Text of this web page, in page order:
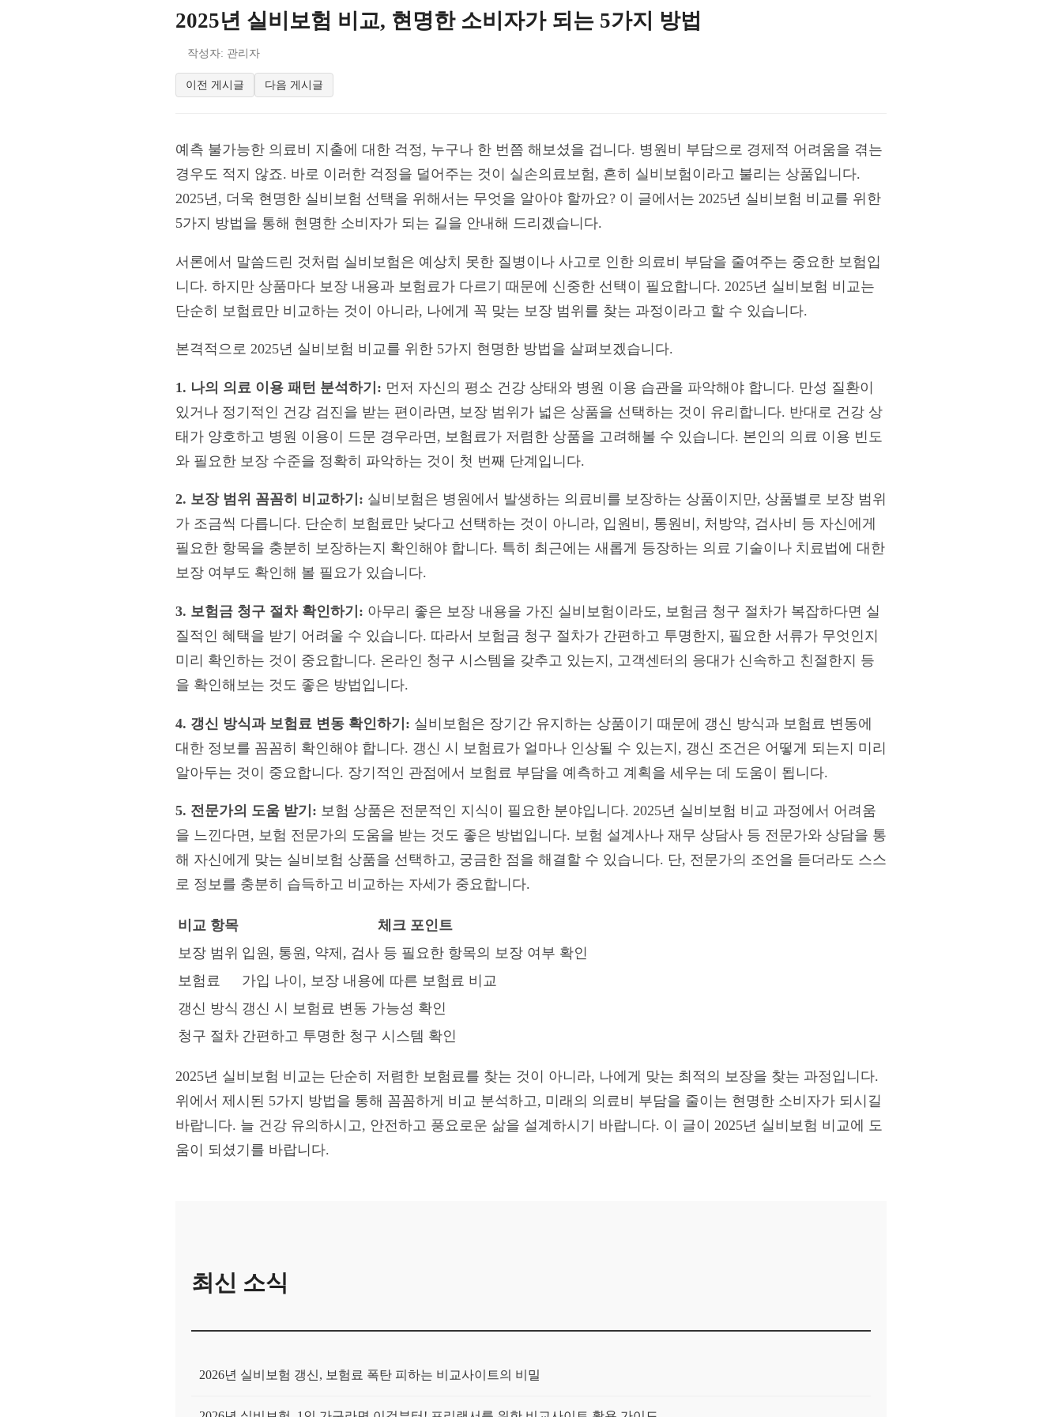
2025년 실비보험 비교, 현명한 소비자가 되는 5가지 방법
작성자: 관리자
이전 게시글 다음 게시글
예측 불가능한 의료비 지출에 대한 걱정, 누구나 한 번쯤 해보셨을 겁니다. 병원비 부담으로 경제적 어려움을 겪는
경우도 적지 않죠. 바로 이러한 걱정을 덜어주는 것이 실손의료보험, 흔히 실비보험이라고 불리는 상품입니다.
2025년, 더욱 현명한 실비보험 선택을 위해서는 무엇을 알아야 할까요? 이 글에서는 2025년 실비보험 비교를 위한
5가지 방법을 통해 현명한 소비자가 되는 길을 안내해 드리겠습니다.
서론에서 말씀드린 것처럼 실비보험은 예상치 못한 질병이나 사고로 인한 의료비 부담을 줄여주는 중요한 보험입
니다. 하지만 상품마다 보장 내용과 보험료가 다르기 때문에 신중한 선택이 필요합니다. 2025년 실비보험 비교는
단순히 보험료만 비교하는 것이 아니라, 나에게 꼭 맞는 보장 범위를 찾는 과정이라고 할 수 있습니다.
본격적으로 2025년 실비보험 비교를 위한 5가지 현명한 방법을 살펴보겠습니다.
1. 나의 의료 이용 패턴 분석하기: 먼저 자신의 평소 건강 상태와 병원 이용 습관을 파악해야 합니다. 만성 질환이
있거나 정기적인 건강 검진을 받는 편이라면, 보장 범위가 넓은 상품을 선택하는 것이 유리합니다. 반대로 건강 상
태가 양호하고 병원 이용이 드문 경우라면, 보험료가 저렴한 상품을 고려해볼 수 있습니다. 본인의 의료 이용 빈도
와 필요한 보장 수준을 정확히 파악하는 것이 첫 번째 단계입니다.
2. 보장 범위 꼼꼼히 비교하기: 실비보험은 병원에서 발생하는 의료비를 보장하는 상품이지만, 상품별로 보장 범위
가 조금씩 다릅니다. 단순히 보험료만 낮다고 선택하는 것이 아니라, 입원비, 통원비, 처방약, 검사비 등 자신에게
필요한 항목을 충분히 보장하는지 확인해야 합니다. 특히 최근에는 새롭게 등장하는 의료 기술이나 치료법에 대한
보장 여부도 확인해 볼 필요가 있습니다.
3. 보험금 청구 절차 확인하기: 아무리 좋은 보장 내용을 가진 실비보험이라도, 보험금 청구 절차가 복잡하다면 실
질적인 혜택을 받기 어려울 수 있습니다. 따라서 보험금 청구 절차가 간편하고 투명한지, 필요한 서류가 무엇인지
미리 확인하는 것이 중요합니다. 온라인 청구 시스템을 갖추고 있는지, 고객센터의 응대가 신속하고 친절한지 등
을 확인해보는 것도 좋은 방법입니다.
4. 갱신 방식과 보험료 변동 확인하기: 실비보험은 장기간 유지하는 상품이기 때문에 갱신 방식과 보험료 변동에
대한 정보를 꼼꼼히 확인해야 합니다. 갱신 시 보험료가 얼마나 인상될 수 있는지, 갱신 조건은 어떻게 되는지 미리
알아두는 것이 중요합니다. 장기적인 관점에서 보험료 부담을 예측하고 계획을 세우는 데 도움이 됩니다.
5. 전문가의 도움 받기: 보험 상품은 전문적인 지식이 필요한 분야입니다. 2025년 실비보험 비교 과정에서 어려움
을 느낀다면, 보험 전문가의 도움을 받는 것도 좋은 방법입니다. 보험 설계사나 재무 상담사 등 전문가와 상담을 통
해 자신에게 맞는 실비보험 상품을 선택하고, 궁금한 점을 해결할 수 있습니다. 단, 전문가의 조언을 듣더라도 스스
로 정보를 충분히 습득하고 비교하는 자세가 중요합니다.
비교 항목
체크 포인트
보장 범위 입원, 통원, 약제, 검사 등 필요한 항목의 보장 여부 확인
보험료
가입 나이, 보장 내용에 따른 보험료 비교
갱신 방식 갱신 시 보험료 변동 가능성 확인
청구 절차 간편하고 투명한 청구 시스템 확인
2025년 실비보험 비교는 단순히 저렴한 보험료를 찾는 것이 아니라, 나에게 맞는 최적의 보장을 찾는 과정입니다.
위에서 제시된 5가지 방법을 통해 꼼꼼하게 비교 분석하고, 미래의 의료비 부담을 줄이는 현명한 소비자가 되시길
바랍니다. 늘 건강 유의하시고, 안전하고 풍요로운 삶을 설계하시기 바랍니다. 이 글이 2025년 실비보험 비교에 도
움이 되셨기를 바랍니다.
최신 소식
2026년 실비보험 갱신, 보험료 폭탄 피하는 비교사이트의 비밀